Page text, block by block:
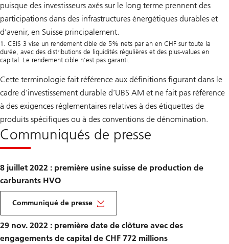
puisque des investisseurs axés sur le long terme prennent des
participations dans des infrastructures énergétiques durables et
d’avenir, en Suisse principalement.
1. CEIS 3 vise un rendement cible de 5% nets par an en CHF sur toute la
durée, avec des distributions de liquidités régulières et des plus-values en
capital. Le rendement cible n’est pas garanti.
Cette terminologie fait référence aux définitions figurant dans le
cadre d’investissement durable d’UBS AM et ne fait pas référence
à des exigences réglementaires relatives à des étiquettes de
produits spécifiques ou à des conventions de dénomination.
Communiqués de presse
8 juillet 2022 : première usine suisse de production de
carburants HVO
Communiqué de presse
29 nov. 2022 : première date de clôture avec des
engagements de capital de CHF 772 millions